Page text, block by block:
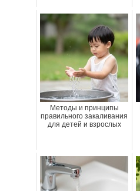
Методы и принципы
правильного закаливания
для детей и взрослых